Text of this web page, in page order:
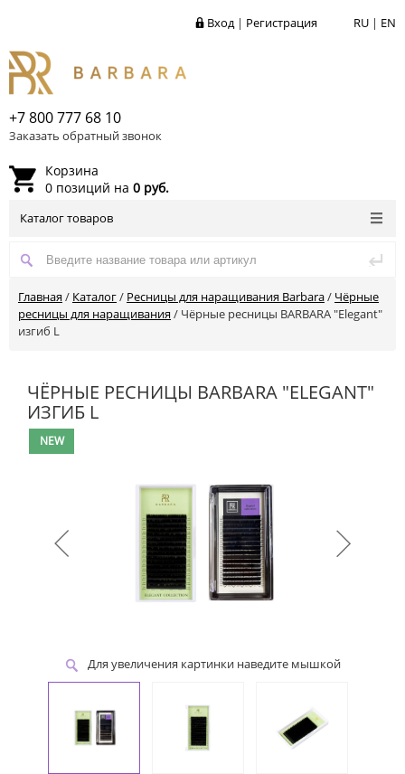
RU | EN
Вход| Регистрация
+7 800 777 68 10
Заказать обратный звонок
Корзина
0 позиций на 0 руб.
Каталог товаров
Главная / Каталог/ Ресницы для наращивания Barbara/ Чёрные
ресницы для наращивания / Чёрные ресницы BARBARA "Elegant"
изгиб L
ЧЁРНЫЕ РЕСНИЦЫ BARBARA "ELEGANT"
ИЗГИБ L
NEW
Для увеличения картинки наведите мышкой